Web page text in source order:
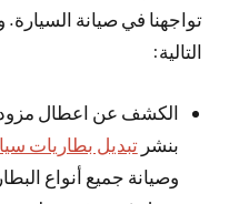
تواجهنا في صيانة
التالية:
الكشف عن اعطال مزود
بنشرتبديل بطاريات
وصيانة جميع أنواع